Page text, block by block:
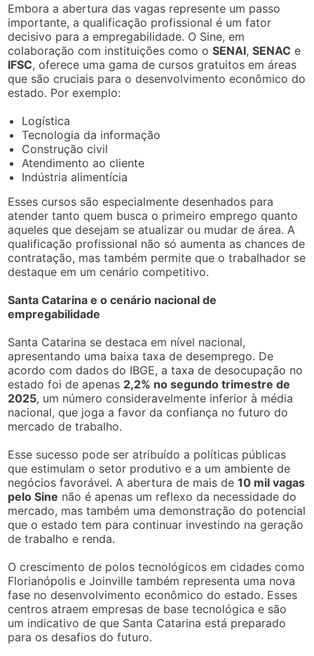
Embora a abertura das vagas represente um passo
importante, a qualificação profissional é um fator
decisivo para a empregabilidade. O Sine, em
colaboração com instituições como oSENAI,SENAC e
IFSC, oferece uma gama de cursos gratuitos em áreas
que são cruciais para o desenvolvimento econômico do
estado. Por exemplo:
Logística
Tecnologia da informação
Construção civil
Atendimento ao cliente
Indústria alimentícia
Esses cursos são especialmente desenhados para
atender tanto quem busca o primeiro emprego quanto
aqueles que desejam se atualizar ou mudar de área. A
qualificação profissional não só aumenta as chances de
contratação, mas também permite que o trabalhador se
destaque em um cenário competitivo.
Santa Catarina e o cenário nacional de
empregabilidade
Santa Catarina se destaca em nível nacional,
apresentando uma baixa taxa de desemprego. De
acordo com dados do IBGE, a taxa de desocupação no
estado foi de apenas 2,2% no segundo trimestre de
2025, um número consideravelmente inferior à média
nacional, que joga a favor da confiança no futuro do
mercado de trabalho.
Esse sucesso pode ser atribuído a políticas públicas
que estimulam o setor produtivo e a um ambiente de
negócios favorável. A abertura de mais de10 mil vagas
pelo Sine não é apenas um reflexo da necessidade do
mercado, mas também uma demonstração do potencial
que o estado tem para continuar investindo na geração
de trabalho e renda.
O crescimento de polos tecnológicos em cidades como
Florianópolis e Joinville também representa uma nova
fase no desenvolvimento econômico do estado. Esses
centros atraem empresas de base tecnológica e são
um indicativo de que Santa Catarina está preparado
para os desafios do futuro.